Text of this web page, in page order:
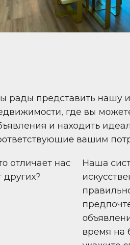
Marina, Dubai
96 m²
рады представить нашу
где вы
и находить
вашим
отличает нас
других?
Наша
время на